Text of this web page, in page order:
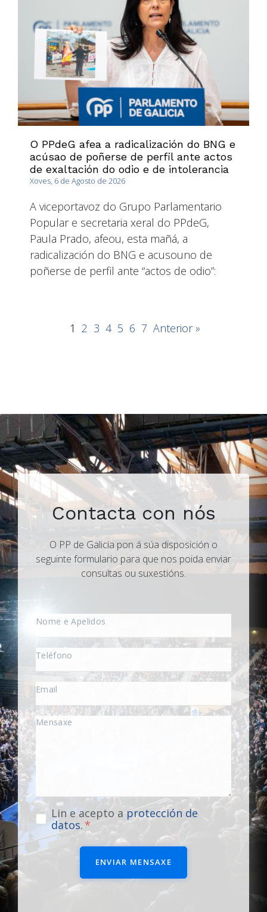
O PPdeG afea a radicalización do BNG e
acúsao de poñerse de perfil ante actos
de exaltación do odio e de intolerancia
Xoves, 6 de Agosto de 2026
A viceportavoz do Grupo Parlamentario
Popular e secretaria xeral do PPdeG,
Paula Prado, afeou, esta mañá, a
radicalización do BNG e acusouno de
poñerse de perfil ante “actos de odio”:
1 2 3 4 5 6 7 Anterior »
Contacta con nós
O PP de Galicia pon á súa disposición o
seguinte formulario para que nos poida enviar
consultas ou suxestións.
Lin e acepto a protección de
datos.
ENVIAR MENSAXE